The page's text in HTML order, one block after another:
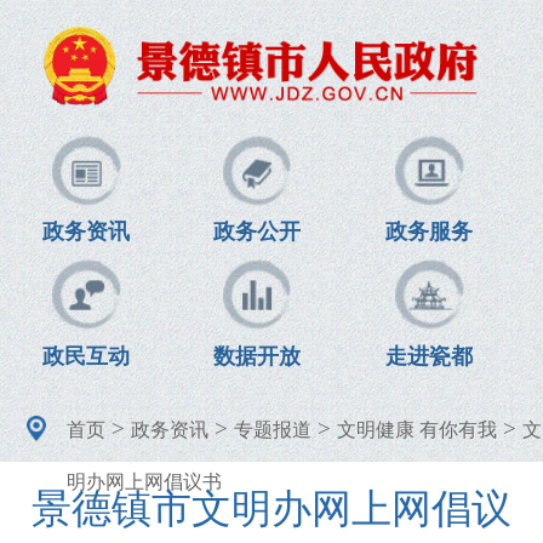
政务资讯 政务公开 政务服务
政民互动 数据开放 走进瓷都
首页>政务资讯>专题报道>文明健康 有你有我>文
明办网上网倡议书
景德镇市文明办网上网倡议